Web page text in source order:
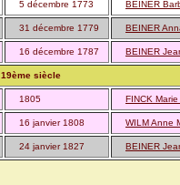
5 décembre 1773 BEINER
31 décembre 1779 BEINER
16 décembre 1787 BEINER
19ème siècle
1805 FINCK
16 janvier 1808 WILM Anne
24 janvier 1827 BEINER